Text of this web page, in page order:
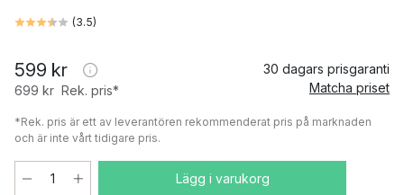
(3.5)
599 kr
699 kr Rek. pris*
30 dagars prisgaranti
Matcha priset
*Rek. pris är ett av leverantören rekommenderat pris på marknaden
och är inte vårt tidigare pris.
Lägg i varukorg